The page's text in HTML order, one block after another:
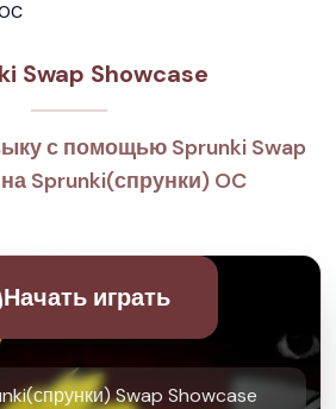
Swap Showcase
с помощью Sprunki Swap
Sprunki(спрунки) OC
Начать играть
Swap Showcase